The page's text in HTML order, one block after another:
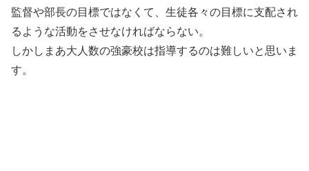
監督や部長の目標ではなくて、生徒各々の目標に支配され
るような活動をさせなければならない。
しかしまあ大人数の強豪校は指導するのは難しいと思いま
す。